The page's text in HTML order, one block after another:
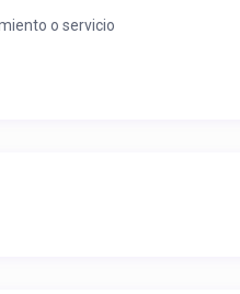
o servicio
a activar su aviso